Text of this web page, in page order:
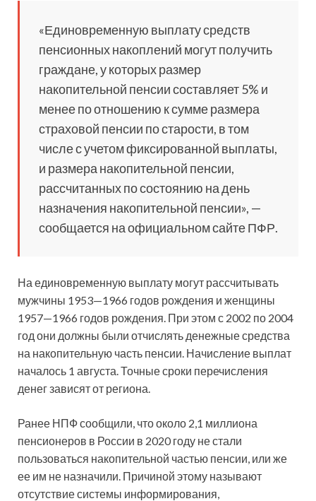
«Единовременную выплатусредств
пенсионных накоплений могут получить
граждане, у которых размер
накопительной пенсии составляет 5% и
менее по отношению к сумме размера
страховой пенсии по старости, в том
числе с учетом фиксированной выплаты,
и размера накопительной пенсии,
рассчитанных по состоянию на день
назначения накопительной пенсии», —
сообщается на официальном сайте ПФР.
На единовременную выплату могут рассчитывать
мужчины 1953—1966 годов рождения и женщины
1957—1966 годов рождения. При этом с 2002 по 2004
год они должны были отчислять денежные средства
на накопительную часть пенсии. Начисление выплат
началось 1 августа. Точные сроки перечисления
денег зависят от региона.
Ранее НПФ сообщили, что около 2,1 миллиона
пенсионеров в России в 2020 году не стали
пользоваться накопительной частью пенсии, или же
ее им не назначили. Причиной этому называют
отсутствие системы информирования,